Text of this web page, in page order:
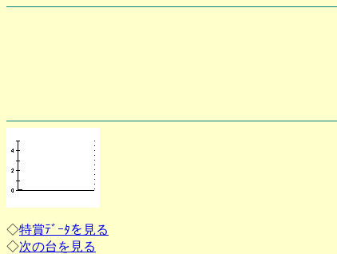
◇特賞ﾃﾞｰﾀを見る
◇次の台を見る